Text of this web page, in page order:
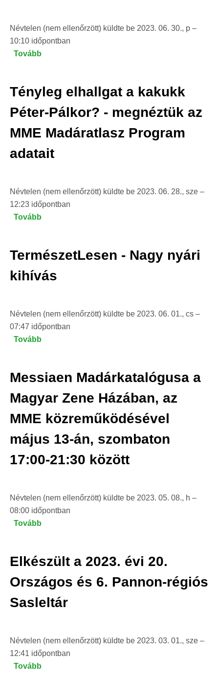
Névtelen (nem ellenőrzött) küldte be 2023. 06. 30., p –
10:10 időpontban
Tovább
vízimadár
eredményei)
Tényleg elhallgat a kakukk
Péter-Pálkor? - megnéztük az
MME Madáratlasz Program
adatait
Névtelen (nem ellenőrzött) küldte be 2023. 06. 28., sze –
12:23 időpontban
Tovább
kakukk
Pálkor?
az
MME
TermészetLesen - Nagy nyári
kihívás
Névtelen (nem ellenőrzött) küldte be 2023. 06. 01., cs –
07:47 időpontban
Tovább
nyári
Messiaen Madárkatalógusa a
Magyar Zene Házában, az
MME közreműködésével
május 13-án, szombaton
17:00-21:30 között
Névtelen (nem ellenőrzött) küldte be 2023. 05. 08., h –
08:00 időpontban
Tovább
Magyar
Házában,
az
május
13-
Elkészült a 2023. évi 20.
Országos és 6. Pannon-régiós
Sasleltár
Névtelen (nem ellenőrzött) küldte be 2023. 03. 01., sze –
12:41 időpontban
Tovább